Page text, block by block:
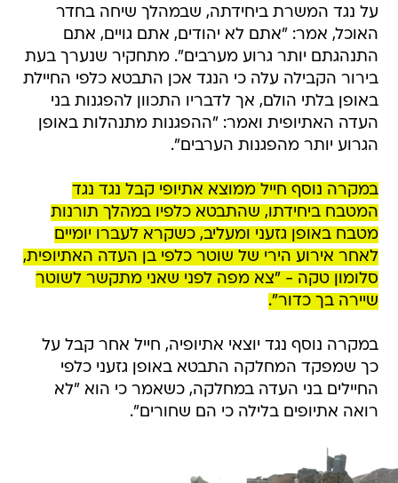
על נגד המשרת ביחידתה, שבמהלך שיחה בחדר
האוכל, אמר: "אתם לא יהודים, אתם גויים, אתם
התנהגתם יותר גרוע מערבים". מתחקיר שנערך בעת
בירור הקבילה עלה כי הנגד אכן התבטא כלפי החיילת
באופן בלתי הולם, אך לדבריו התכוון להפגנות בני
העדה האתיופית ואמר: "ההפגנות מתנהלות באופן
הגרוע יותר מהפגנות הערבים".
במקרה נוסף חייל ממוצא אתיופי קבל נגד נגד
המטבח ביחידתו, שהתבטא כלפיו במהלך תורנות
מטבח באופן גזעני ומעליב, כשקרא לעברו יומיים
לאחר אירוע הירי של שוטר כלפי בן העדה האתיופית,
סלומון טקה - "צא מפה לפני שאני מתקשר לשוטר
שיירה בך כדור".
במקרה נוסף נגד יוצאי אתיופיה, חייל אחר קבל על
כך שמפקד המחלקה התבטא באופן גזעני כלפי
החיילים בני העדה במחלקה, כשאמר כי הוא "לא
רואה אתיופים בלילה כי הם שחורים".